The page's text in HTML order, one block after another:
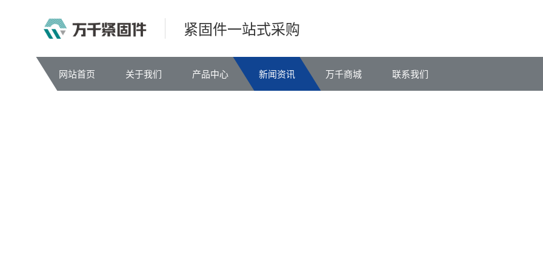
紧固件一站式采购
网站首页 关于我们 产品中心 新闻资讯 万千商城 联系我们